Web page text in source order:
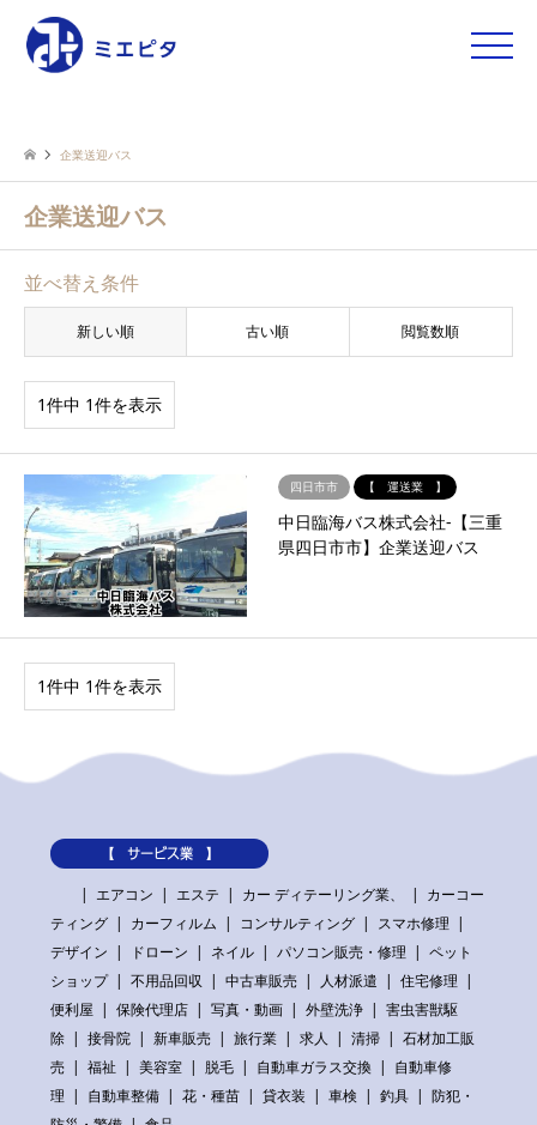
toggle
企業送迎バス
企業送迎バス
並べ替え条件
新しい順 古い順 閲覧数順
1件中 1件を表示
四日市市 【 運送業 】
中日臨海バス株式会社-【三重
県四日市市】企業送迎バス
1件中 1件を表示
【 サービス業 】
エアコン
エステ カー ディテーリング業、
カーコー
ティング
カーフィルム コンサルティング
スマホ修理
デザイン
ドローン ネイル パソコン販売・修理
ペット
ショップ
不用品回収 中古車販売 人材派遣
住宅修理
便利屋
保険代理店 写真・動画 外壁洗浄
害虫害獣駆
除
接骨院 新車販売 旅行業 求人 清掃
石材加工販
売
福祉 美容室 脱毛 自動車ガラス交換
自動車修
理
自動車整備 花・種苗 貸衣装 車検 釣具
防犯・